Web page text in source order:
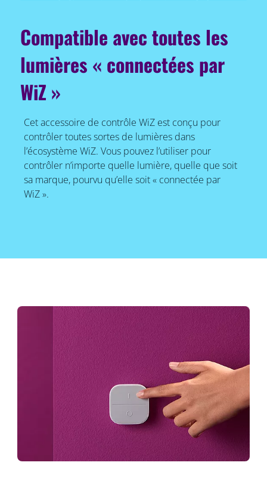
Compatible avec toutes les
lumières « connectées par
WiZ »
Cet accessoire de contrôle WiZ est conçu pour
contrôler toutes sortes de lumières dans
l’écosystème WiZ. Vous pouvez l’utiliser pour
contrôler n’importe quelle lumière, quelle que soit
sa marque, pourvu qu’elle soit « connectée par
WiZ ».